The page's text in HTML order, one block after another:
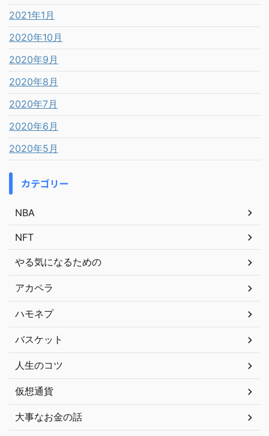
2021年1月
2020年10月
2020年9月
2020年8月
2020年7月
2020年6月
2020年5月
カテゴリー
NBA
NFT
やる気になるための
アカペラ
ハモネプ
バスケット
人生のコツ
仮想通貨
大事なお金の話